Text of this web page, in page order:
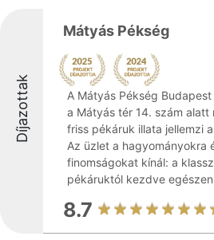
Díjazottak
Mátyás Pékség
A Mátyás Pékség
a Mátyás tér 14. szám alatt
friss pékáruk illata jellemzi
Az üzlet a hagyományokra
finomságokat kínál: a
pékáruktól kezdve
8.7